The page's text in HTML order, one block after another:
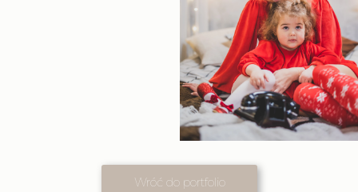
Wróć do portfolio